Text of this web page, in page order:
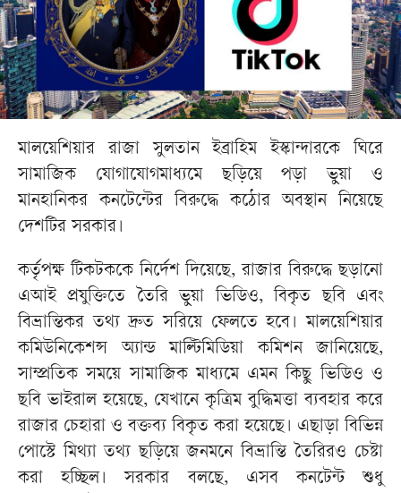
মালয়েশিয়ার রাজা সুলতান ইব্রাহিম ইস্কান্দারকে ঘিরে
সামাজিক যোগাযোগমাধ্যমে ছড়িয়ে পড়া ভুয়া ও
মানহানিকর কনটেন্টের বিরুদ্ধে কঠোর অবস্থান নিয়েছে
দেশটির সরকার।
কর্তৃপক্ষ টিকটককে নির্দেশ দিয়েছে, রাজার বিরুদ্ধে ছড়ানো
এআই প্রযুক্তিতে তৈরি ভুয়া ভিডিও, বিকৃত ছবি এবং
বিভ্রান্তিকর তথ্য দ্রুত সরিয়ে ফেলতে হবে। মালয়েশিয়ার
কমিউনিকেশন্স অ্যান্ড মাল্টিমিডিয়া কমিশন জানিয়েছে,
সাম্প্রতিক সময়ে সামাজিক মাধ্যমে এমন কিছু ভিডিও ও
ছবি ভাইরাল হয়েছে, যেখানে কৃত্রিম বুদ্ধিমত্তা ব্যবহার করে
রাজার চেহারা ও বক্তব্য বিকৃত করা হয়েছে। এছাড়া বিভিন্ন
পোস্টে মিথ্যা তথ্য ছড়িয়ে জনমনে বিভ্রান্তি তৈরিরও চেষ্টা
করা হচ্ছিল। সরকার বলছে, এসব কনটেন্ট শুধু